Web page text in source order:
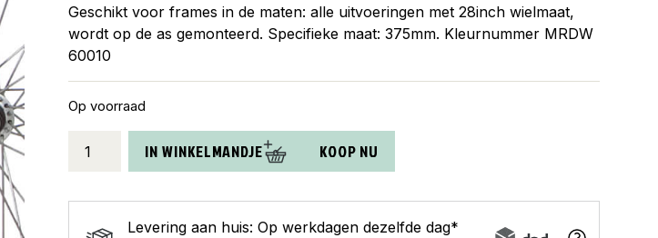
Geschikt voor frames in de maten: alle uitvoeringen met 28inch wielmaat,
wordt op de as gemonteerd. Specifieke maat: 375mm. Kleurnummer MRDW
60010
Op voorraad
spatbordstang
28
Soul
IN WINKELMANDJE KOOP NU
Levering aan huis: Op werkdagen dezelfde dag*